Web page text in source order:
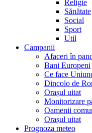
Religie
Sănătate
Social
Sport
Util
Campanii
Afaceri în
Bani Europeni
Ce face
Dincolo de
Orașul uitat
Monitorizare
Oamenii
Orașul uitat
Prognoza meteo